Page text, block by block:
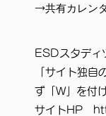
​→共有カレン
ESDスタディ
「サイト独自
ず「W」を付
サイトHP